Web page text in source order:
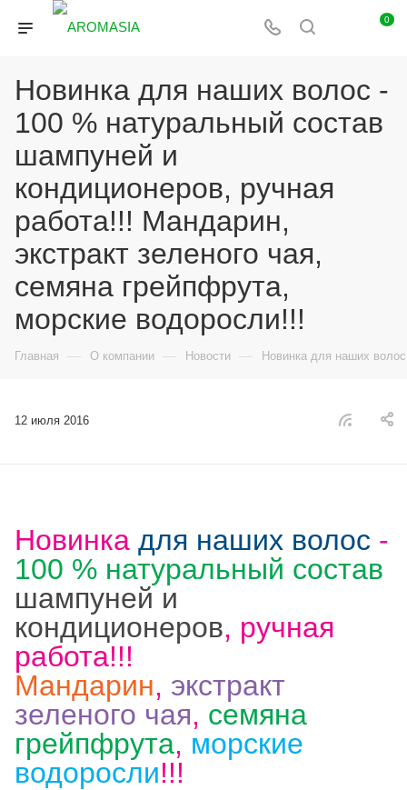
0
Новинка для наших волос -
100 % натуральный состав
шампуней и
кондиционеров, ручная
работа!!! Мандарин,
экстракт зеленого чая,
семяна грейпфрута,
морские водоросли!!!
Главная — О компании — Новости — Новинка для наших
12 июля 2016
Новинка для наших волос -
100 % натуральный состав
шампуней и
кондиционеров, ручная
работа!!!
Мандарин, экстракт
зеленого чая, семяна
грейпфрута, морские
водоросли!!!